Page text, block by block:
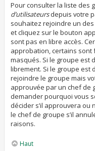
Pour consulter la liste des
d’utilisateursdepuis votre
souhaitez rejoindre un
et cliquez sur le bouton
sont pas en libre accès.
approbation, certains sont
masqués. Si le groupe est
librement. Si le groupe est
rejoindre le groupe mais
approuvée par un chef de
demander pourquoi vous
décider s’il approuvera ou
le chef de groupe s’il
raisons.
Haut